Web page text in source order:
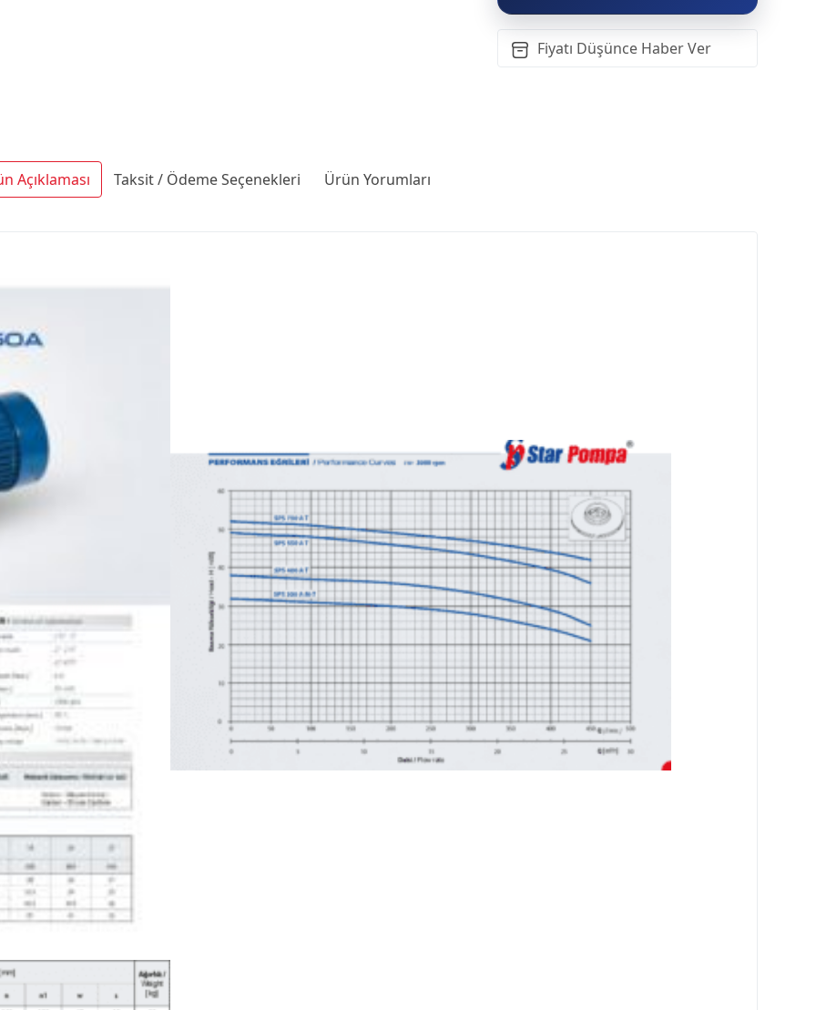
Fiyatı Düşünce Haber Ver
Açıklaması Taksit / Ödeme Seçenekleri Ürün Yorumları